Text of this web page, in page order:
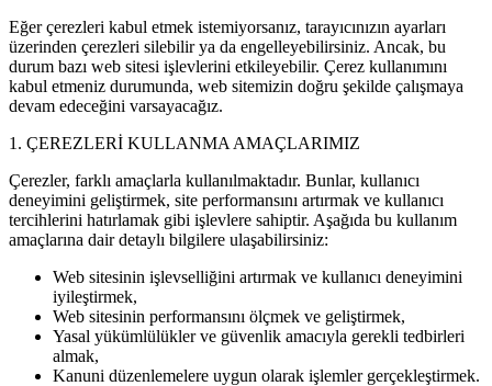
Eğer çerezleri kabul etmek istemiyorsanız, tarayıcınızın ayarları
üzerinden çerezleri silebilir ya da engelleyebilirsiniz. Ancak, bu
durum bazı web sitesi işlevlerini etkileyebilir. Çerez kullanımını
kabul etmeniz durumunda, web sitemizin doğru şekilde çalışmaya
devam edeceğini varsayacağız.
1. ÇEREZLERİ KULLANMA AMAÇLARIMIZ
Çerezler, farklı amaçlarla kullanılmaktadır. Bunlar, kullanıcı
deneyimini geliştirmek, site performansını artırmak ve kullanıcı
tercihlerini hatırlamak gibi işlevlere sahiptir. Aşağıda bu kullanım
amaçlarına dair detaylı bilgilere ulaşabilirsiniz:
Web sitesinin işlevselliğini artırmak ve kullanıcı deneyimini
iyileştirmek,
Web sitesinin performansını ölçmek ve geliştirmek,
Yasal yükümlülükler ve güvenlik amacıyla gerekli tedbirleri
almak,
Kanuni düzenlemelere uygun olarak işlemler gerçekleştirmek.